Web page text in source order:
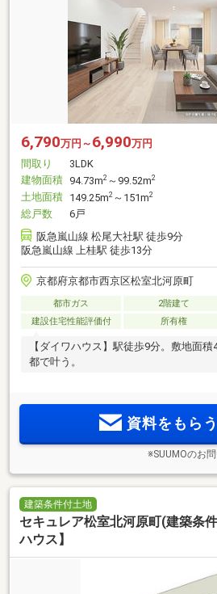
6,790万円～ 6,990万円
間取り
3LDK
建物面積 94.73m2 ～99.52m2
土地面積 149.25m2 ～151m2
総戸数
6戸
阪急嵐山線 松尾大社駅 徒歩9分
阪急嵐山線 上桂駅 徒歩13分
京都府京都市西京区松室北河原町
都市ガス 2階建て
建設住宅性能評価付
所有権
【ダイワハウス】駅徒歩9分。敷地面
都で叶う。
資料をもら
※SUUMOのお
建築条件付土地
セキュレア松室北河原町(建築条
ハウス】